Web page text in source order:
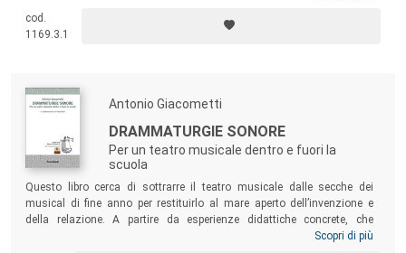
orientarsi nel variegato panorama dell’apprendimento cooperativo, il
testo propone la metodologia didattica New WebQuest, la cui
extrascolastici degli studenti e dei docenti.
cod.
1169.3.1
Antonio Giacometti
DRAMMATURGIE SONORE
Per un teatro musicale dentro e fuori la
scuola
Questo libro cerca di sottrarre il teatro musicale dalle secche dei
musical di fine anno per restituirlo al mare aperto dell’invenzione e
della relazione. A partire da esperienze didattiche concrete, che
coprono più di un quarantennio di sperimentazioni e di ricerca sulle
Scopri di più